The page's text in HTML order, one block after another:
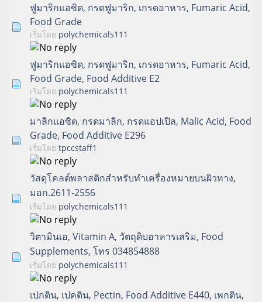
ฟูมาริกแอซิด, กรดฟูมาริก, เกรดอาหาร, Fumaric Acid,
Food Grade
เริ่มโดย polychemicals111
ฟูมาริกแอซิด, กรดฟูมาริก, เกรดอาหาร, Fumaric Acid,
Food Grade, Food Additive E2
เริ่มโดย polychemicals111
มาลิกแอซิด, กรดมาลิก, กรดแอปเปิล, Malic Acid, Food
Grade, Food Additive E296
เริ่มโดย tpccstaff1
วัสดุโคลด์พลาสติกสำหรับทำเครื่องหมายบนผิวทาง,
มอก.2611-2556
เริ่มโดย polychemicals111
วิตามินเอ, Vitamin A, วัตถุดิบอาหารเสริม, Food
Supplements, โทร 034854888
เริ่มโดย polychemicals111
เปกติน, เปคติน, Pectin, Food Additive E440, เพกติน,